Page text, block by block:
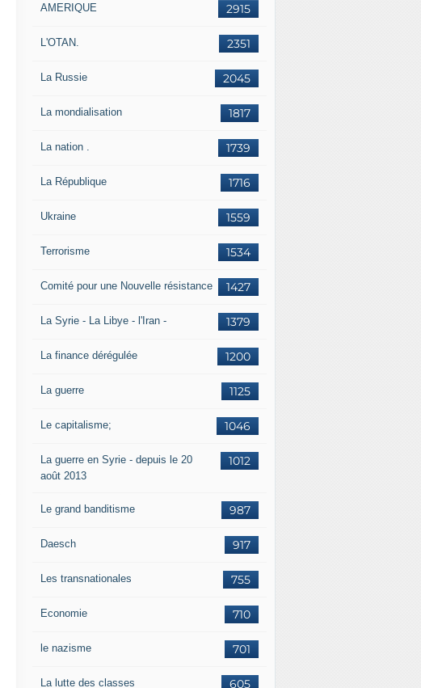
2915
AMERIQUE
2351
L'OTAN.
2045
La Russie
1817
La mondialisation
1739
La nation .
1716
La République
1559
Ukraine
1534
Terrorisme
1427
Comité pour une Nouvelle résistance
1379
La Syrie - La Libye - l'Iran -
1200
La finance dérégulée
1125
La guerre
1046
Le capitalisme;
1012
La guerre en Syrie - depuis le 20
août 2013
987
Le grand banditisme
917
Daesch
755
Les transnationales
710
Economie
701
le nazisme
605
La lutte des classes